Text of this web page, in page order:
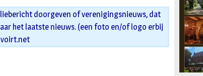
doorgeven of verenigingsnieuws, dat
het laatste nieuws. (een foto en/of logo erbij